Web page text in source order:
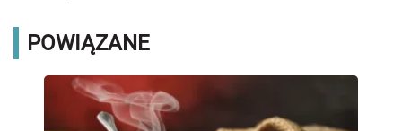
POWIĄZANE